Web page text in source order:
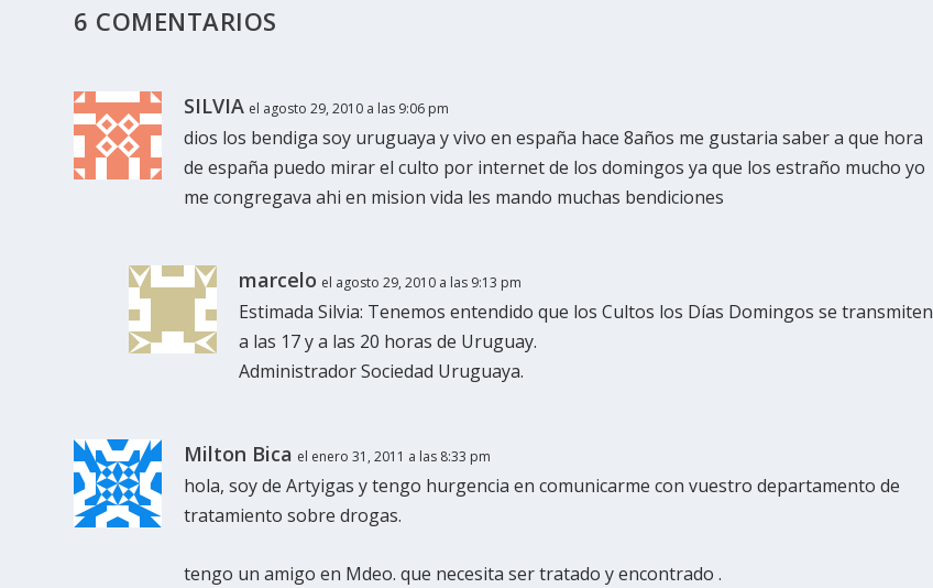
6 COMENTARIOS
SILVIA el agosto 29, 2010 a las 9:06 pm
dios los bendiga soy uruguaya y vivo en españa hace 8años me gustaria saber a que hora
de españa puedo mirar el culto por internet de los domingos ya que los estraño mucho yo
me congregava ahi en mision vida les mando muchas bendiciones
marcelo el agosto 29, 2010 a las 9:13 pm
Estimada Silvia: Tenemos entendido que los Cultos los Días Domingos se transmiten
a las 17 y a las 20 horas de Uruguay.
Administrador Sociedad Uruguaya.
Milton Bica el enero 31, 2011 a las 8:33 pm
hola, soy de Artyigas y tengo hurgencia en comunicarme con vuestro departamento de
tratamiento sobre drogas.
tengo un amigo en Mdeo. que necesita ser tratado y encontrado .